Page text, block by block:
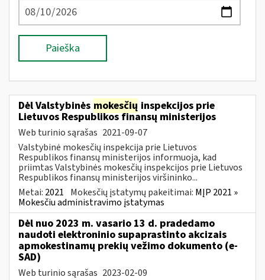
Paieška
Dėl Valstybinės mokesčių inspekcijos prie
Lietuvos Respublikos finansų ministerijos
Web turinio sąrašas 2021-09-07
Valstybinė mokesčių inspekcija prie Lietuvos
Respublikos finansų ministerijos informuoja, kad
priimtas Valstybinės mokesčių inspekcijos prie Lietuvos
Respublikos finansų ministerijos viršininko...
Metai: 2021 Mokesčių įstatymų pakeitimai: MĮP 2021 »
Mokesčiu administravimo įstatymas
Dėl nuo 2023 m. vasario 13 d. pradedamo
naudoti elektroninio supaprastinto akcizais
apmokestinamų prekių vežimo dokumento (e-
SAD)
Web turinio sąrašas 2023-02-09